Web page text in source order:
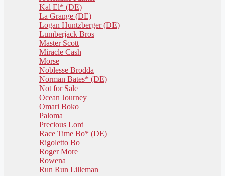
Kal El* (DE)
La Grange (DE)
Logan Huntzberger (DE)
Lumberjack Bros
Master Scott
Miracle Cash
Morse
Noblesse Brodda
Norman Bates* (DE)
Not for Sale
Ocean Journey
Omari Boko
Paloma
Precious Lord
Race Time Bo* (DE)
Rigoletto Bo
Roger More
Rowena
Run Run Lilleman